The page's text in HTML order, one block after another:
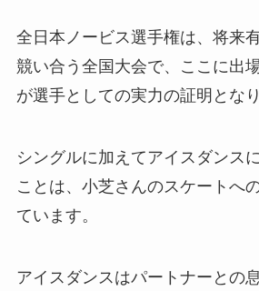
全日本ノービス選手権は、将来
競い合う全国大会で、ここに出
が選手としての実力の証明となり
シングルに加えてアイスダンス
ことは、小芝さんのスケートへ
ています。
アイスダンスはパートナーとの